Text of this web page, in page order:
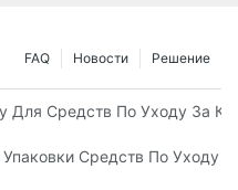
Решение
Новости
FAQ
Для Средств По Уходу За
К БрендуСредств По Уходу